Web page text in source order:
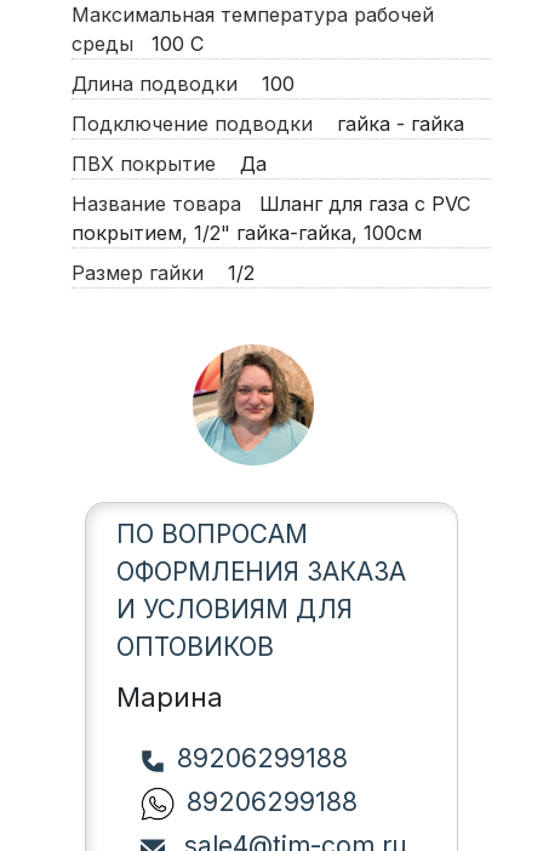
Максимальная температура рабочей
среды
100 С
Длина подводки
100
Подключение подводки
гайка - гайка
ПВХ покрытие
Да
Название товара
Шланг для газа с PVC
покрытием, 1/2" гайка-гайка, 100см
Размер гайки
1/2
ПО ВОПРОСАМ
ОФОРМЛЕНИЯ ЗАКАЗА
И УСЛОВИЯМ ДЛЯ
ОПТОВИКОВ
Марина
89206299188
89206299188